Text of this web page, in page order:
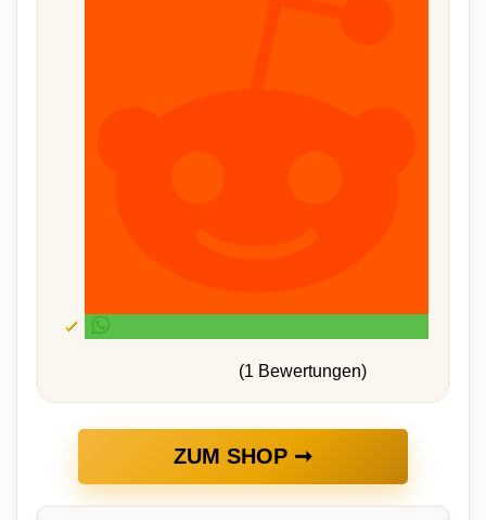
(1 Bewertungen)
ZUM SHOP ➞